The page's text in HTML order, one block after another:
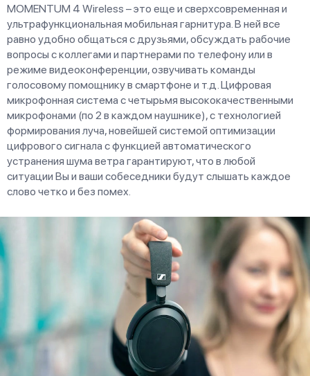
MOMENTUM 4 Wireless – это еще и сверхсовременная и
ультрафункциональная мобильная гарнитура. В ней все
равно удобно общаться с друзьями, обсуждать рабочие
вопросы с коллегами и партнерами по телефону или в
режиме видеоконференции, озвучивать команды
голосовому помощнику в смартфоне и т.д. Цифровая
микрофонная система с четырьмя высококачественными
микрофонами (по 2 в каждом наушнике), с технологией
формирования луча, новейшей системой оптимизации
цифрового сигнала с функцией автоматического
устранения шума ветра гарантируют, что в любой
ситуации Вы и ваши собеседники будут слышать каждое
слово четко и без помех.